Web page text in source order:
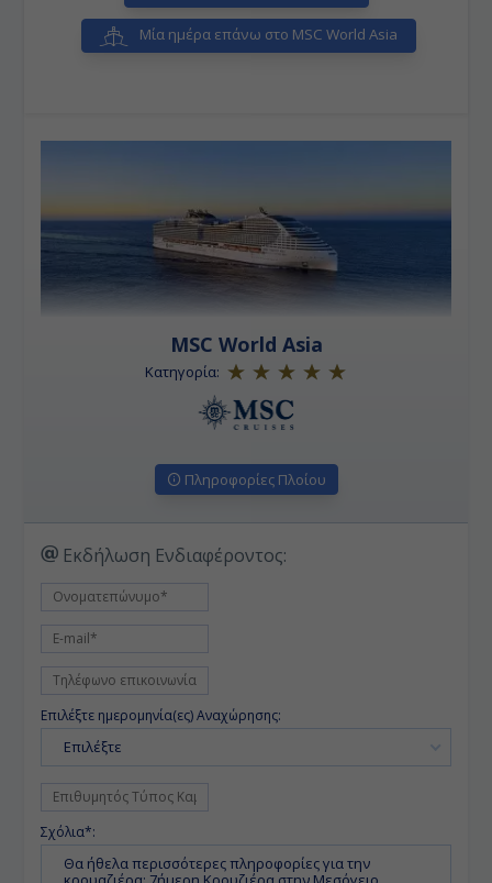
Μία ημέρα επάνω στο MSC World Asia
MSC World Asia
Κατηγορία:
Πληροφορίες Πλοίου
Εκδήλωση Ενδιαφέροντος:
Επιλέξτε ημερομηνία(ες) Αναχώρησης:
Επιλέξτε
Σχόλια*: